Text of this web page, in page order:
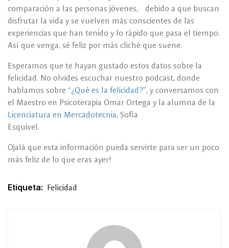
comparación a las personas jóvenes, debido a que buscan
disfrutar la vida y se vuelven más conscientes de las
experiencias que han tenido y lo rápido que pasa el tiempo.
Así que venga, sé feliz por más cliché que suene.
Esperamos que te hayan gustado estos datos sobre la
felicidad. No olvides escuchar nuestro podcast, donde
hablamos sobre “¿Qué es la felicidad?”, y conversamos con
el Maestro en Psicoterapia Omar Ortega y la alumna de la
Licenciatura en Mercadotecnia, Sofía
Esquivel.
Ojalá que esta información pueda servirte para ser un poco
más feliz de lo que eras ayer!
Etiqueta: Felicidad